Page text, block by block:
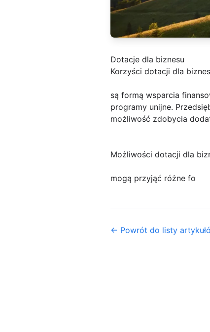
Dotacje dla biznesu
Korzyści dotacji dla
są formą wsparcia
programy unijne.
możliwość zdobycia
Możliwości dotacji dla
mogą przyjąć różne fo
← Powrót do listy